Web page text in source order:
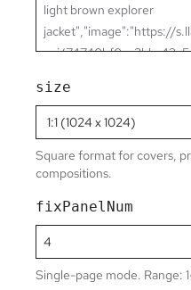
size
Square format for covers,
compositions.
fixPanelNum
Single-page mode. Range: